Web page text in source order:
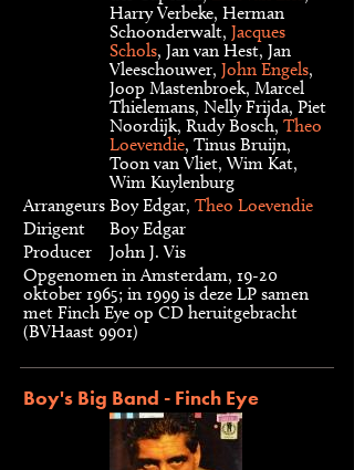
Harry Verbeke, Herman
Schoonderwalt, Jacques
Schols, Jan van Hest, Jan
Vleeschouwer, John Engels,
Joop Mastenbroek, Marcel
Thielemans, Nelly Frijda, Piet
Noordijk, Rudy Bosch, Theo
Loevendie, Tinus Bruijn,
Toon van Vliet, Wim Kat,
Wim Kuylenburg
Arrangeurs Boy Edgar, Theo Loevendie
Dirigent
Boy Edgar
Producer
John J. Vis
Opgenomen in Amsterdam, 19-20
oktober 1965; in 1999 is deze LP samen
met Finch Eye op CD heruitgebracht
(BVHaast 9901)
Boy's Big Band - Finch Eye